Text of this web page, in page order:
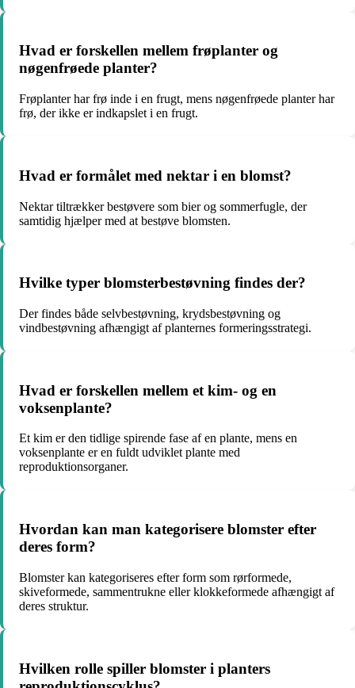
Hvad er forskellen mellem frøplanter og
nøgenfrøede planter?
Frøplanter har frø inde i en frugt, mens nøgenfrøede planter har
frø, der ikke er indkapslet i en frugt.
Hvad er formålet med nektar i en blomst?
Nektar tiltrækker bestøvere som bier og sommerfugle, der
samtidig hjælper med at bestøve blomsten.
Hvilke typer blomsterbestøvning findes der?
Der findes både selvbestøvning, krydsbestøvning og
vindbestøvning afhængigt af planternes formeringsstrategi.
Hvad er forskellen mellem et kim- og en
voksenplante?
Et kim er den tidlige spirende fase af en plante, mens en
voksenplante er en fuldt udviklet plante med
reproduktionsorganer.
Hvordan kan man kategorisere blomster efter
deres form?
Blomster kan kategoriseres efter form som rørformede,
skiveformede, sammentrukne eller klokkeformede afhængigt af
deres struktur.
Hvilken rolle spiller blomster i planters